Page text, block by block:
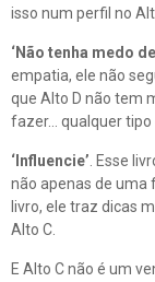
isso num perfil no
‘Não tenha medo
empatia, ele não
que Alto D não tem
fazer… qualquer tipo
‘Influencie’ . Esse
não apenas de uma
livro, ele traz dicas
Alto C.
E Alto C não é um